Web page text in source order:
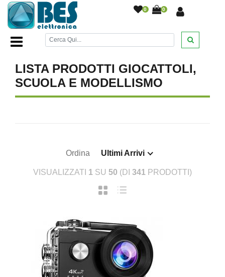
0 0
Home Page/Giocattoli,scuola e modellismo
LISTA PRODOTTI GIOCATTOLI,
SCUOLA E MODELLISMO
Ordina Ultimi Arrivi
VISUALIZZATI 1 SU 50 (DI 341 PRODOTTI)